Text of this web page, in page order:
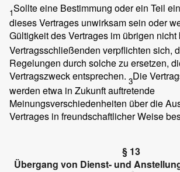
1Sollte eine Bestimmung oder ein Teil
dieses Vertrages unwirksam sein oder
Gültigkeit des Vertrages im übrigen nicht
Vertragsschließenden verpflichten sich,
Regelungen durch solche zu ersetzen,
Vertragszweck entsprechen. 3Die
werden etwa in Zukunft auftretende
Meinungsverschiedenheiten über die
Vertrages in freundschaftlicher Weise
§ 13
Übergang von Dienst- und